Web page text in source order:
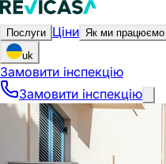
Послуги Ціни Як ми працюємо
uk
Замовити інспекцію
Замовити інспекцію